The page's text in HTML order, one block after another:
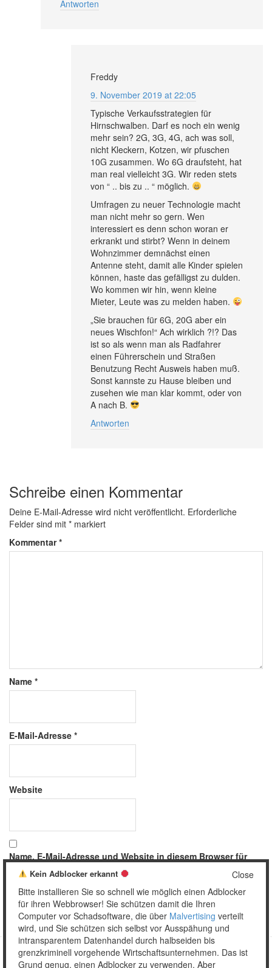
Antworten
Freddy
9. November 2019 at 22:05
Typische Verkaufsstrategien für
Hirnschwalben. Darf es noch ein wenig
mehr sein? 2G, 3G, 4G, ach was soll,
nicht Kleckern, Kotzen, wir pfuschen
10G zusammen. Wo 6G draufsteht, hat
man real vielleicht 3G. Wir reden stets
von “ .. bis zu .. “ möglich.
Umfragen zu neuer Technologie macht
man nicht mehr so gern. Wen
interessiert es denn schon woran er
erkrankt und stirbt? Wenn in deinem
Wohnzimmer demnächst einen
Antenne steht, damit alle Kinder spielen
können, haste das gefälligst zu dulden.
Wo kommen wir hin, wenn kleine
Mieter, Leute was zu melden haben.
„Sie brauchen für 6G, 20G aber ein
neues Wischfon!“ Ach wirklich ?!? Das
ist so als wenn man als Radfahrer
einen Führerschein und Straßen
Benutzung Recht Ausweis haben muß.
Sonst kannste zu Hause bleiben und
zusehen wie man klar kommt, oder von
A nach B.
Antworten
Schreibe einen Kommentar
Deine E-Mail-Adresse wird nicht veröffentlicht. Erforderliche
Felder sind mit * markiert
Kommentar*
Name *
E-Mail-Adresse *
Website
Name, E-Mail-Adresse und Website in diesem Browser für
meinen nächsten Kommentar speichern.
Close
Kein Adblocker erkannt
Bitte installieren Sie so schnell wie möglich einen Adblocker
für ihren Webbrowser! Sie schützen damit die Ihren
Computer vor Schadsoftware, die über Malvertising verteilt
wird, und Sie schützen sich selbst vor Ausspähung und
intransparentem Datenhandel durch halbseiden bis
grenzkriminell vorgehende Wirtschaftsunternehmen. Das ist
Grund genug, einen Adblocker zu verwenden. Aber